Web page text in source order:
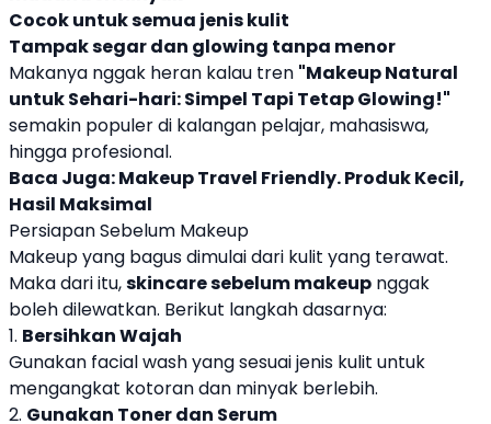
Cocok untuk semua jenis kulit
Tampak segar dan glowing tanpa menor
Makanya nggak heran kalau tren "Makeup Natural
untuk Sehari-hari: Simpel Tapi Tetap Glowing!"
semakin populer di kalangan pelajar, mahasiswa,
hingga profesional.
Baca Juga:Makeup Travel Friendly. Produk Kecil,
Hasil Maksimal
Persiapan Sebelum Makeup
Makeup yang bagus dimulai dari kulit yang terawat.
Maka dari itu,skincare sebelum makeup nggak
boleh dilewatkan. Berikut langkah dasarnya:
1. Bersihkan Wajah
Gunakan facial wash yang sesuai jenis kulit untuk
mengangkat kotoran dan minyak berlebih.
2. Gunakan Toner dan Serum